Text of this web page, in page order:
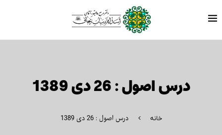
درس اصول : 26 دی 1389
خانه درس اصول : 26 دی 1389